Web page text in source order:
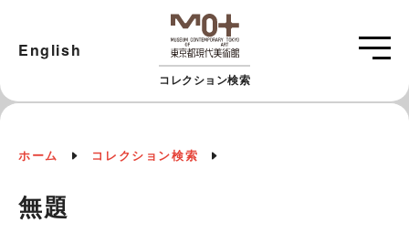
コレクション検索
English
ホーム コレクション検索
無題